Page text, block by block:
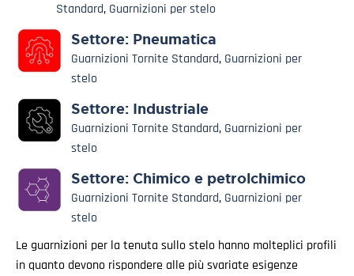
Standard, Guarnizioni per stelo
Settore: Pneumatica
Guarnizioni Tornite Standard, Guarnizioni per
stelo
Settore: Industriale
Guarnizioni Tornite Standard, Guarnizioni per
stelo
Settore: Chimico e petrolchimico
Guarnizioni Tornite Standard, Guarnizioni per
stelo
Le guarnizioni per la tenuta sullo stelo hanno molteplici profili
in quanto devono rispondere alle più svariate esigenze